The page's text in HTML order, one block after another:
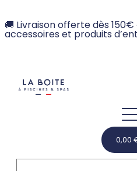
🚚 Livraison offerte dès
accessoires et produits
0,00